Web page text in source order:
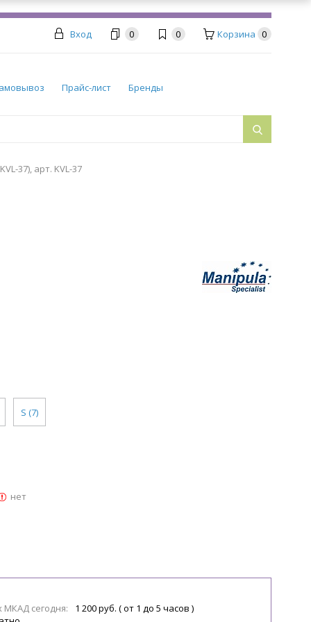
Вход 0 0 Корзина 0
Прайс-лист Бренды
37), арт. KVL-37
S (7)
нет
МКАД сегодня:
1 200 руб. ( от 1 до 5 часов )